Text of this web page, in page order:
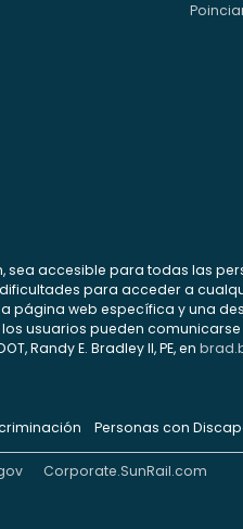
sea accesible para todas las
para acceder a
página web específica y una
usuarios pueden comunicarse
Randy E. Bradley II, PE, en
Personas con
Corporate.SunRail.com